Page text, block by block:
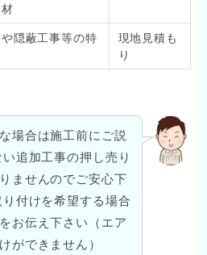
隠蔽工事等の特
現地見積も
り
場合は施工前にご説
追加工事の押し売り
ませんのでご安心下
付けを希望する場合
お伝え下さい（エア
ができません）